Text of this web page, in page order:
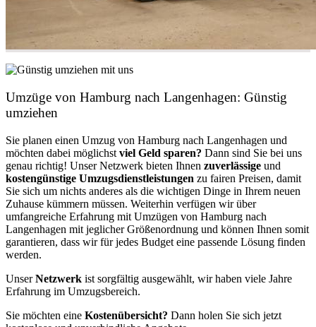
Umzüge von Hamburg nach Langenhagen: Günstig
umziehen
Sie planen einen Umzug von Hamburg nach Langenhagen und
möchten dabei möglichst viel Geld sparen? Dann sind Sie bei uns
genau richtig! Unser Netzwerk bieten Ihnen zuverlässige und
kostengünstige Umzugsdienstleistungen zu fairen Preisen, damit
Sie sich um nichts anderes als die wichtigen Dinge in Ihrem neuen
Zuhause kümmern müssen. Weiterhin verfügen wir über
umfangreiche Erfahrung mit Umzügen von Hamburg nach
Langenhagen mit jeglicher Größenordnung und können Ihnen somit
garantieren, dass wir für jedes Budget eine passende Lösung finden
werden.
UnserNetzwerk ist sorgfältig ausgewählt, wir haben viele Jahre
Erfahrung im Umzugsbereich.
Sie möchten eine Kostenübersicht? Dann holen Sie sich jetzt